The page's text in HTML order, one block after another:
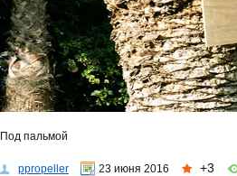
Под пальмой
ppropeller 23 июня 2016 +3